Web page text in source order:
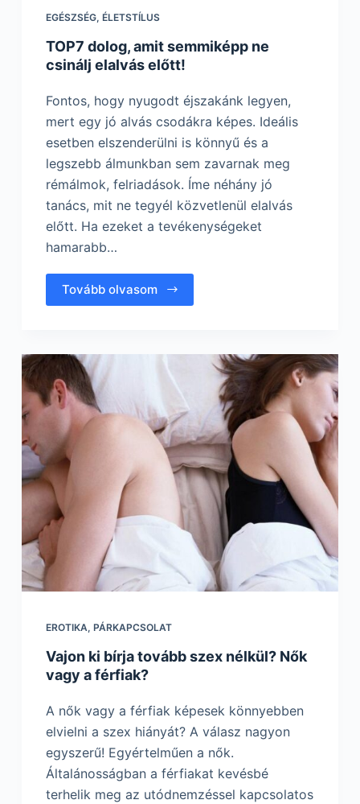
EGÉSZSÉG, ÉLETSTÍLUS
TOP7 dolog, amit semmiképp ne
csinálj elalvás előtt!
Fontos, hogy nyugodt éjszakánk legyen,
mert egy jó alvás csodákra képes. Ideális
esetben elszenderülni is könnyű és a
legszebb álmunkban sem zavarnak meg
rémálmok, felriadások. Íme néhány jó
tanács, mit ne tegyél közvetlenül elalvás
előtt. Ha ezeket a tevékenységeket
hamarabb…
Tovább olvasom
EROTIKA, PÁRKAPCSOLAT
Vajon ki bírja tovább szex nélkül? Nők
vagy a férfiak?
A nők vagy a férfiak képesek könnyebben
elvielni a szex hiányát? A válasz nagyon
egyszerű! Egyértelműen a nők.
Általánosságban a férfiakat kevésbé
terhelik meg az utódnemzéssel kapcsolatos